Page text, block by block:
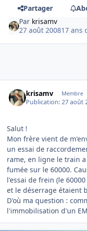
Partager
Par krisamv
27 août 200817 ans
krisamv Membre
Publication:27 août
Salut !
Mon frère vient de
un essai de
rame, en ligne le train
fumée sur le 60000.
l'essai de frein (le
et le déserrage étaient
D'où ma question :
l'immobilisation d'un